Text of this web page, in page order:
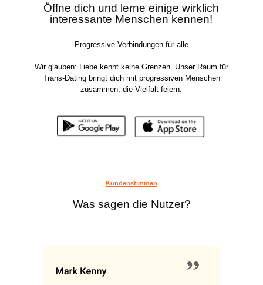
Öffne dich und lerne einige wirklich
interessante Menschen kennen!
Progressive Verbindungen für alle
Wir glauben: Liebe kennt keine Grenzen. Unser Raum für
Trans-Dating bringt dich mit progressiven Menschen
zusammen, die Vielfalt feiern.
Kundenstimmen
Was sagen die Nutzer?